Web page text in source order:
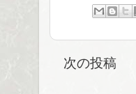
次の投稿